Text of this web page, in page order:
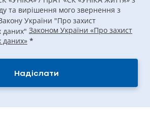
та вирішення мого звернення з
України "Про захист
даних" Законом України «Про захист
даних» *
Надіслати